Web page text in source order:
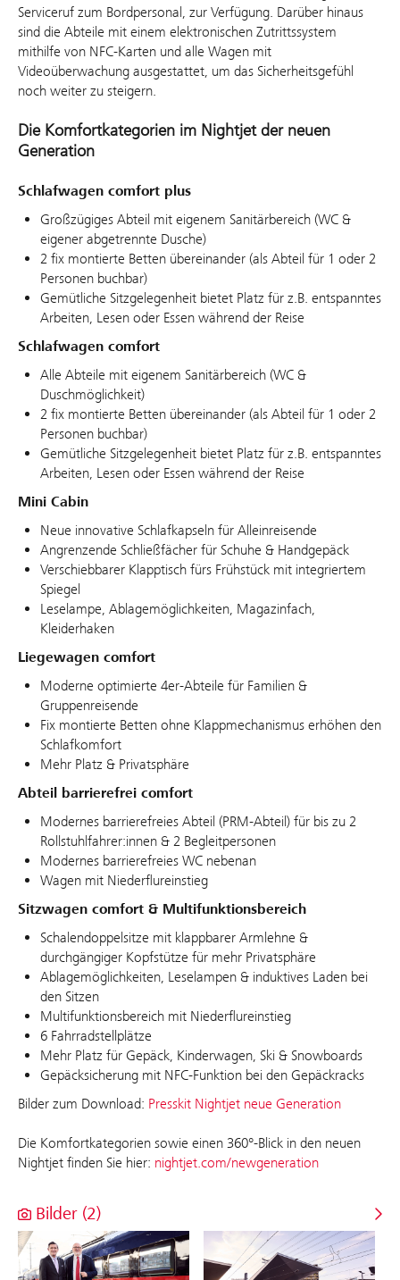
Serviceruf zum Bordpersonal, zur Verfügung. Darüber hinaus
sind die Abteile mit einem elektronischen Zutrittssystem
mithilfe von NFC-Karten und alle Wagen mit
Videoüberwachung ausgestattet, um das Sicherheitsgefühl
noch weiter zu steigern.
Die Komfortkategorien im Nightjet der neuen
Generation
Schlafwagen comfort plus
Großzügiges Abteil mit eigenem Sanitärbereich (WC &
eigener abgetrennte Dusche)
2 fix montierte Betten übereinander (als Abteil für 1 oder 2
Personen buchbar)
Gemütliche Sitzgelegenheit bietet Platz für z.B. entspanntes
Arbeiten, Lesen oder Essen während der Reise
Schlafwagen comfort
Alle Abteile mit eigenem Sanitärbereich (WC &
Duschmöglichkeit)
2 fix montierte Betten übereinander (als Abteil für 1 oder 2
Personen buchbar)
Gemütliche Sitzgelegenheit bietet Platz für z.B. entspanntes
Arbeiten, Lesen oder Essen während der Reise
Mini Cabin
Neue innovative Schlafkapseln für Alleinreisende
Angrenzende Schließfächer für Schuhe & Handgepäck
Verschiebbarer Klapptisch fürs Frühstück mit integriertem
Spiegel
Leselampe, Ablagemöglichkeiten, Magazinfach,
Kleiderhaken
Liegewagen comfort
Moderne optimierte 4er-Abteile für Familien &
Gruppenreisende
Fix montierte Betten ohne Klappmechanismus erhöhen den
Schlafkomfort
Mehr Platz & Privatsphäre
Abteil barrierefrei comfort
Modernes barrierefreies Abteil (PRM-Abteil) für bis zu 2
Rollstuhlfahrer:innen & 2 Begleitpersonen
Modernes barrierefreies WC nebenan
Wagen mit Niederflureinstieg
Sitzwagen comfort & Multifunktionsbereich
Schalendoppelsitze mit klappbarer Armlehne &
durchgängiger Kopfstütze für mehr Privatsphäre
Ablagemöglichkeiten, Leselampen & induktives Laden bei
den Sitzen
Multifunktionsbereich mit Niederflureinstieg
6 Fahrradstellplätze
Mehr Platz für Gepäck, Kinderwagen, Ski & Snowboards
Gepäcksicherung mit NFC-Funktion bei den Gepäckracks
Bilder zum Download: Presskit Nightjet neue Generation
Die Komfortkategorien sowie einen 360°-Blick in den neuen
Nightjet finden Sie hier: nightjet.com/newgeneration
Bilder (2)